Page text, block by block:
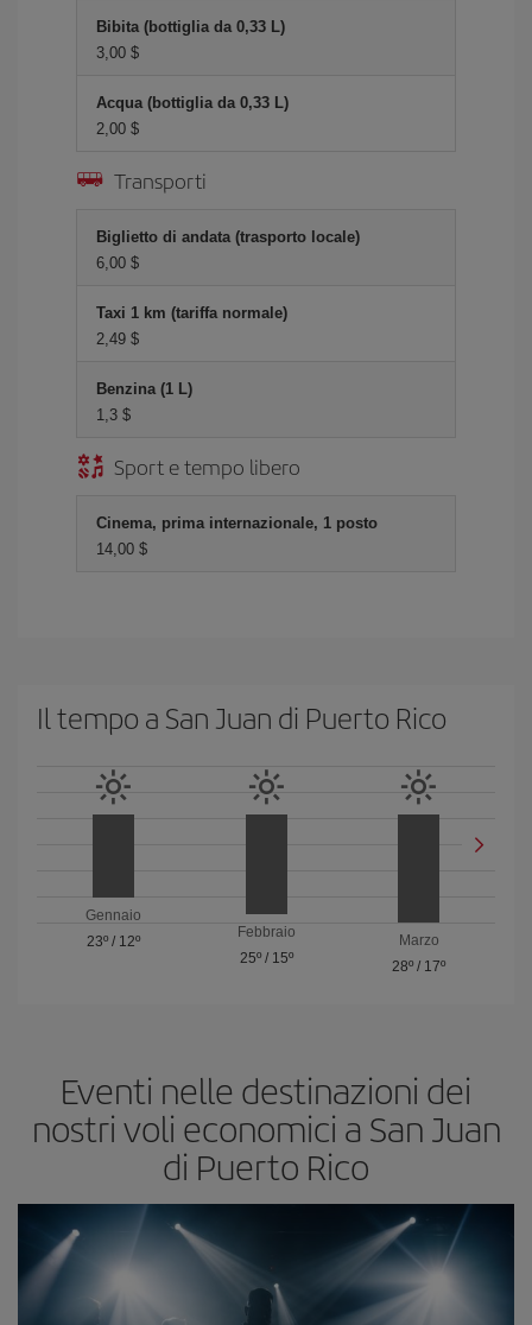
Bibita (bottiglia da 0,33 L)
3,00 $
Acqua (bottiglia da 0,33 L)
2,00 $
Transporti
Biglietto di andata (trasporto locale)
6,00 $
Taxi 1 km (tariffa normale)
2,49 $
Benzina (1 L)
1,3 $
Sport e tempo libero
Cinema, prima internazionale, 1 posto
14,00 $
Il tempo a San Juan di Puerto Rico
Gennaio
23º/ 12º
Febbraio
25º/ 15º
Marzo
28º / 17º
Eventi nelle destinazioni dei
nostri voli economici a San Juan
di Puerto Rico